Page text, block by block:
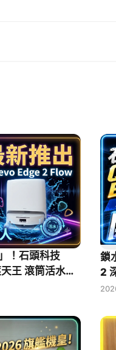
！石頭科技
王 滾筒活水掃
鎖
2
爽